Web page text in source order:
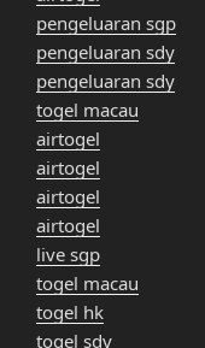
pengeluaran sgp
pengeluaran sdy
pengeluaran sdy
togel macau
airtogel
airtogel
airtogel
airtogel
live sgp
togel macau
togel hk
togel sdy